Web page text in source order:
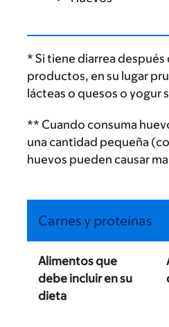
* Si tiene diarrea
productos, en su lugar
lácteas o quesos o yogur
** Cuando consuma
una cantidad pequeña
huevos pueden causar
Carnes y proteínas
Alimentos que
debe incluir en su
dieta